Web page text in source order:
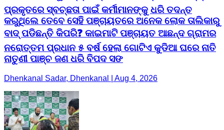
ପ୍ରକୃତରେ ସ୍ବଚ୍ଛତା ପାଇଁ କର୍ମୀମାନଙ୍କୁ ଧରି ତଦନ୍ତ
କରୁଥିଲେ ତେବେ ସେହି ପଞ୍ଚାୟତରେ ଅନେକ ଲୋକ ତାଲିକାରୁ
ବାଦ୍ ପଡିଛନ୍ତି କିପରି❓ କାଇମାଟି ପଞ୍ଚାୟତ ଆଛନ୍ଦ ଗ୍ରାମର
ନରୋତ୍ତମ ପ୍ରଧାନ ୫ ବର୍ଷ ହେଲା ଗୋଟିଏ କୁଡିଆ ଘରେ ନାତି
ନାତୁଣୀ ପାଞ୍ଚ ଜଣ ଧରି ବିପଦ ସଙ
Dhenkanal Sadar, Dhenkanal | Aug 4, 2026